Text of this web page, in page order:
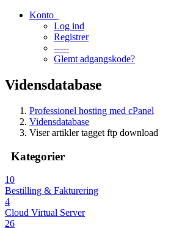
Konto
Log ind
Registrer
-----
Glemt adgangskode?
Vidensdatabase
Professionel hosting med cPanel
Vidensdatabase
Viser artikler tagget ftp download
Kategorier
10
Bestilling & Fakturering
4
Cloud Virtual Server
26